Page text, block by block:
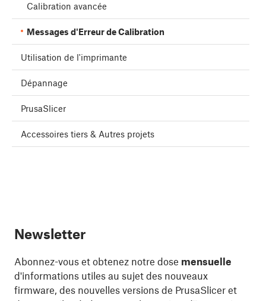
Calibration avancée
Messages d'Erreur de Calibration
Utilisation de l'imprimante
Dépannage
PrusaSlicer
Accessoires tiers & Autres projets
Newsletter
Abonnez-vous et obtenez notre dose mensuelle
d'informations utiles au sujet des nouveaux
firmware, des nouvelles versions de PrusaSlicer et